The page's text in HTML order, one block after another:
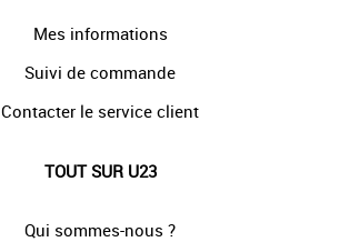
Mes informations
Suivi de commande
Contacter le service client
TOUT SUR U23
Qui sommes-nous ?